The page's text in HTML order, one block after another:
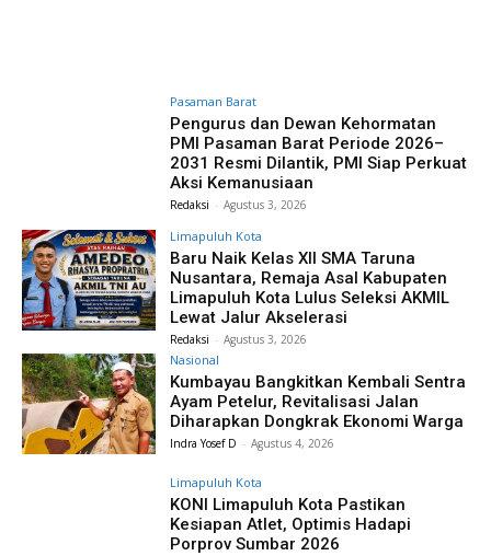
Pasaman Barat
Pengurus dan Dewan Kehormatan
PMI Pasaman Barat Periode 2026–
2031 Resmi Dilantik, PMI Siap Perkuat
Aksi Kemanusiaan
Redaksi - Agustus 3, 2026
Limapuluh Kota
Baru Naik Kelas XII SMA Taruna
Nusantara, Remaja Asal Kabupaten
Limapuluh Kota Lulus Seleksi AKMIL
Lewat Jalur Akselerasi
Redaksi - Agustus 3, 2026
Nasional
Kumbayau Bangkitkan Kembali Sentra
Ayam Petelur, Revitalisasi Jalan
Diharapkan Dongkrak Ekonomi Warga
Indra Yosef D - Agustus 4, 2026
Limapuluh Kota
KONI Limapuluh Kota Pastikan
Kesiapan Atlet, Optimis Hadapi
Porprov Sumbar 2026